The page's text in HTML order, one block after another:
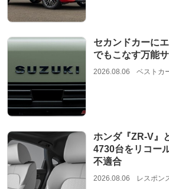
セカンドカーに
でもこなす万能
2026.08.06 ベストカ
ホンダ『ZR-V』
4730台をリコー
不適合
2026.08.06 レスポン